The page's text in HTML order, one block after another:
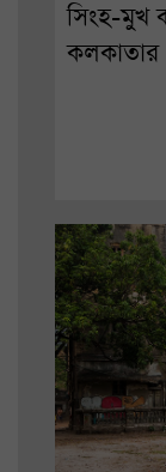
সিংহ-মুখ
কলকাতার